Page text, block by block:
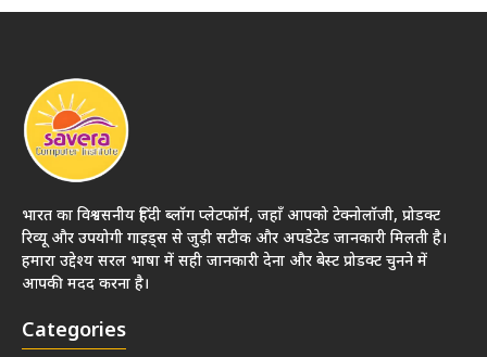
भारत का विश्वसनीय हिंदी ब्लॉग प्लेटफॉर्म, जहाँ आपको टेक्नोलॉजी, प्रोडक्ट
रिव्यू और उपयोगी गाइड्स से जुड़ी सटीक और अपडेटेड जानकारी मिलती है।
हमारा उद्देश्य सरल भाषा में सही जानकारी देना और बेस्ट प्रोडक्ट चुनने में
आपकी मदद करना है।
Categories